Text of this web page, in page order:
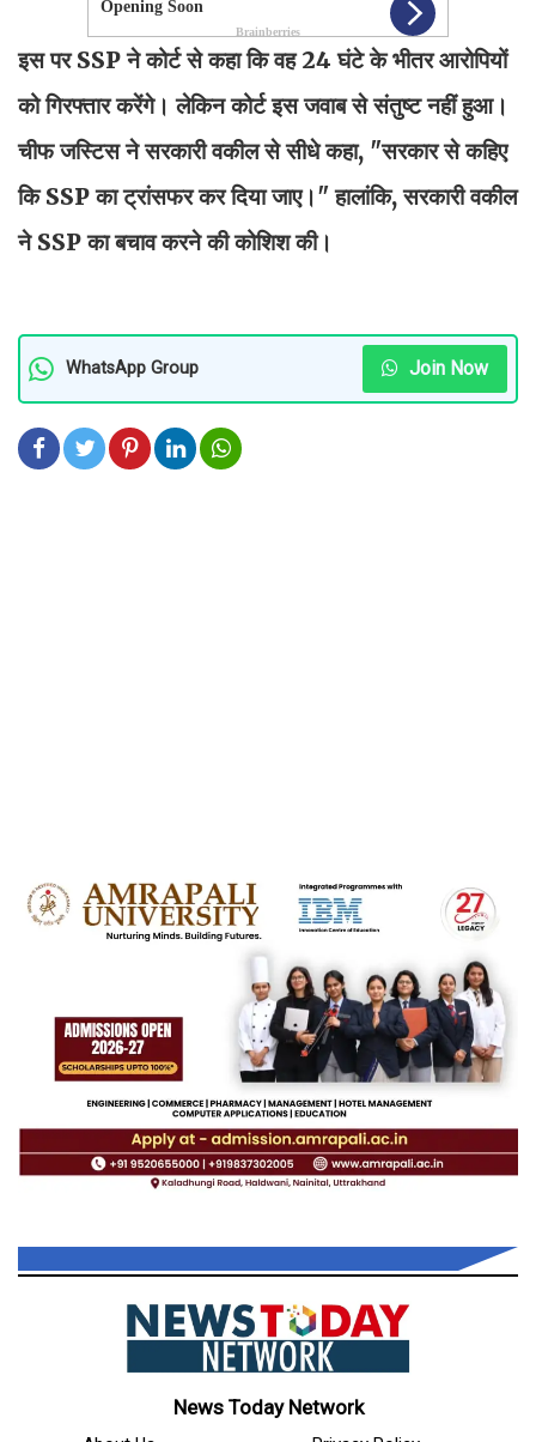
इस पर SSP ने कोर्ट से कहा कि वह 24 घंटे के भीतर आरोपियों
को गिरफ्तार करेंगे। लेकिन कोर्ट इस जवाब से संतुष्ट नहीं हुआ।
चीफ जस्टिस ने सरकारी वकील से सीधे कहा, "सरकार से कहिए
कि SSP का ट्रांसफर कर दिया जाए।" हालांकि, सरकारी वकील
ने SSP का बचाव करने की कोशिश की।
WhatsApp Group Join Now
News Today Network